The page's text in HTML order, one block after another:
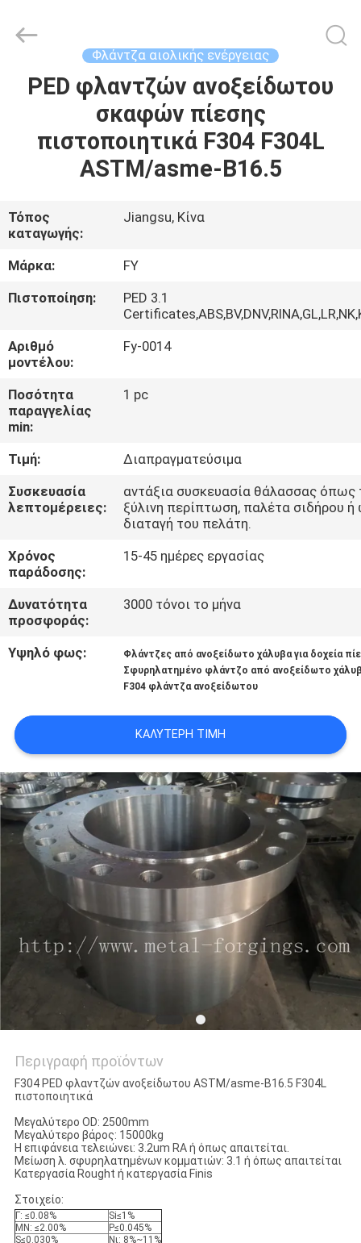
ΣΠΊΤΙ
ΠΡΟΪΌΝΤΑ
ΠΕΡΊΠΟΥ
ΕΜΕΊΣ
ΕΡΓΟΣΤΑΣΊΩΝ
ΠΟΙΟΤΙΚΌΣ
ΈΛΕΓΧΟΣ
ΕΛΆΤΕ
ΕΠΑΦΉ
ΜΕ
ΈΝΑ
ΑΠΌΣΠΑΣΜΑ
SITEMAP
PRIVACY
POLICY
Flange
Reserved.
Φλάντζα αιολικής ενέργειας
PED φλαντζών ανοξείδωτου
σκαφών πίεσης
πιστοποιητικά F304 F304L
ASTM/asme-B16.5
Τόπος
καταγωγής:
Jiangsu, Κίνα
Μάρκα:
FY
Πιστοποίηση:
PED 3.1
Αριθμό
μοντέλου:
Fy-0014
Ποσότητα
παραγγελίας
min:
1 pc
Τιμή:
Διαπραγματεύσιμα
Συσκευασία
λεπτομέρειες:
αντάξια συσκευασία θάλασσας όπως
ξύλινη περίπτωση, παλέτα σιδήρου ή
διαταγή του πελάτη.
Χρόνος
παράδοσης:
15-45 ημέρες εργασίας
Δυνατότητα
προσφοράς:
3000 τόνοι το μήνα
Υψηλό φως:
Φλάντζες από ανοξείδωτο χάλυβα για δοχεία
Σφυρηλατημένο φλάντζο από ανοξείδωτο
F304 φλάντζα ανοξείδωτου
ΚΑΛΎΤΕΡΗ ΤΙΜΉ
Περιγραφή προϊόντων
F304 PED φλαντζών ανοξείδωτου ASTM/asme-B16.5 F304L
πιστοποιητικά
Μεγαλύτερο OD: 2500mm
Μεγαλύτερο βάρος: 15000kg
Η επιφάνεια τελειώνει: 3.2um RA ή όπως απαιτείται.
Μείωση λ. σφυρηλατημένων κομματιών: 3.1 ή όπως απαιτείται
Κατεργασία Rought ή κατεργασία Finis
Στοιχείο:
Γ: ≤0.08%
Si≤1%
ΜΝ: ≤2.00%
P≤0.045%
S≤0.030%
Νι: 8%~11%